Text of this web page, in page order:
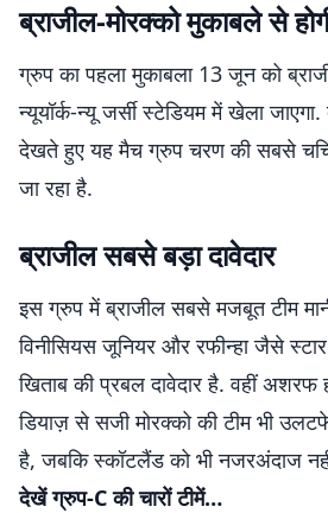
ब्राजील-मोरक्को मुकाबले से
ग्रुप का पहला मुकाबला 13 जून को
न्यूयॉर्क-न्यू जर्सी स्टेडियम में खेला जाएगा.
देखते हुए यह मैच ग्रुप चरण की सबसे
जा रहा है.
ब्राजील सबसे बड़ा दावेदार
इस ग्रुप में ब्राजील सबसे मजबूत टीम
विनीसियस जूनियर और रफीन्हा जैसे
खिताब की प्रबल दावेदार है. वहीं अशरफ
डियाज़ से सजी मोरक्को की टीम भी
है, जबकि स्कॉटलैंड को भी नजरअंदाज
देखें ग्रुप-Cकी चारों टीमें…